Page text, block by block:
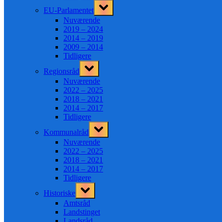
EU-Parlamentet
Toggle
sub-
menu
Nuværende
2019 – 2024
2014 – 2019
2009 – 2014
Tidligere
Regionsråd
Toggle
sub-
menu
Nuværende
2022 – 2025
2018 – 2021
2014 – 2017
Tidligere
Kommunalråd
Toggle
sub-
menu
Nuværende
2022 – 2025
2018 – 2021
2014 – 2017
Tidligere
Historiske
Toggle
sub-
menu
Amtsråd
Landstinget